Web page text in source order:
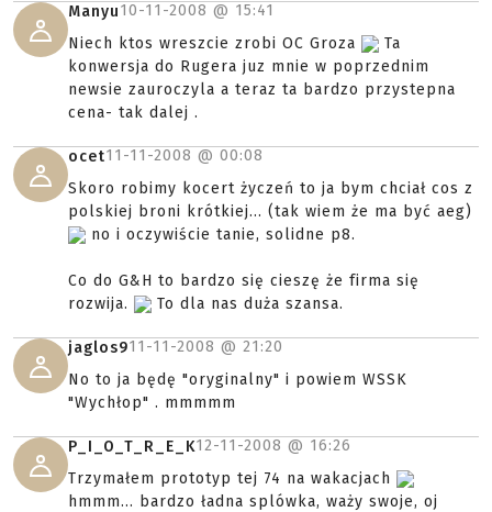
Manyu10-11-2008 @ 15:41
Niech ktos wreszcie zrobi OC Groza
Ta
konwersja do Rugera juz mnie w poprzednim
newsie zauroczyla a teraz ta bardzo przystepna
cena- tak dalej .
ocet11-11-2008 @ 00:08
Skoro robimy kocert życzeń to ja bym chciał cos z
polskiej broni krótkiej... (tak wiem że ma być aeg)
no i oczywiście tanie, solidne p8.
Co do G&H to bardzo się cieszę że firma się
rozwija.
To dla nas duża szansa.
jaglos911-11-2008 @ 21:20
No to ja będę "oryginalny" i powiem WSSK
"Wychłop" . mmmmm
P_I_O_T_R_E_K12-11-2008 @ 16:26
Trzymałem prototyp tej 74 na wakacjach
hmmm... bardzo ładna splówka, waży swoje, oj